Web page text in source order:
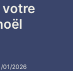
votre
01/2026